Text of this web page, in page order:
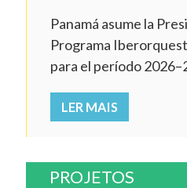
Panamá asume la
Programa
para el período
LER MAIS
PROJETOS